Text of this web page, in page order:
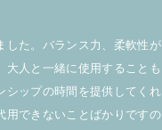
した。バランス力、柔軟性が
大人と一緒に使用することも
シップの時間を提供してくれ
用できないことばかりですの